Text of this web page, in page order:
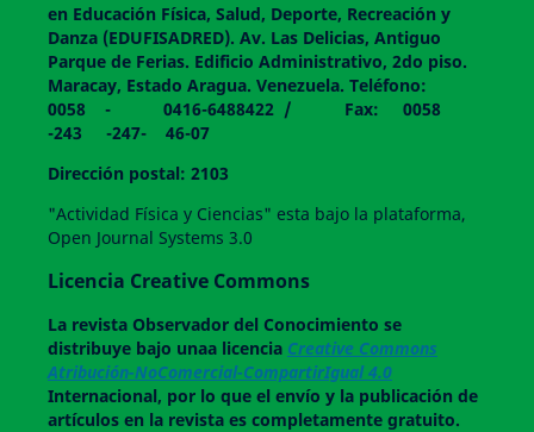
en Educación Física, Salud, Deporte, Recreación y
Danza (EDUFISADRED). Av. Las Delicias, Antiguo
Parque de Ferias. Edificio Administrativo, 2do piso.
Maracay, Estado Aragua. Venezuela. Teléfono:
0058 - 0416-6488422 / Fax: 0058
-243 -247- 46-07
Dirección postal: 2103
"Actividad Física y Ciencias" esta bajo la plataforma,
Open Journal Systems 3.0
Licencia Creative Commons
La revistaObservador del Conocimiento se
distribuye bajo unaa licencia Creative Commons
Atribución-NoComercial-CompartirIgual 4.0
Internacional, por lo que el envío y la publicación de
artículos en la revista es completamente gratuito.